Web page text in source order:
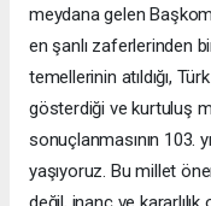
meydana gelen
en şanlı zaferlerinden
temellerinin atıldığı,
gösterdiği ve kurtuluş
sonuçlanmasının 103.
yaşıyoruz. Bu millet